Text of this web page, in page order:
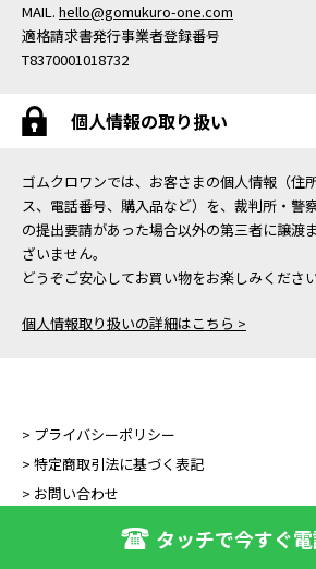
MAIL. hello@gomukuro-one.com
適格請求書発行事業者登録番号
T8370001018732
個人情報の取り扱い
ゴムクロワンでは、お客さまの個人情報（住
ス、電話番号、購入品など）を、裁判所・警
の提出要請があった場合以外の第三者に譲渡
ざいません。
どうぞご安心してお買い物をお楽しみください
個人情報取り扱いの詳細はこちら >
タッチで今すぐ
> プライバシーポリシー
> 特定商取引法に基づく表記
> お問い合わせ
Copyright (C) GOMUKURO ONE All